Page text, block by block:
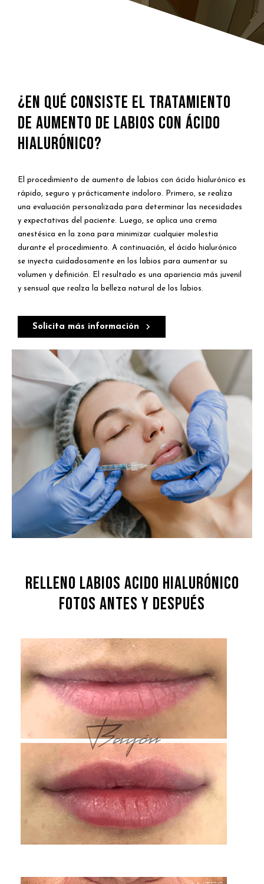
¿En qué consiste el tratamiento
de aumento de labios con ácido
hialurónico?
El procedimiento de aumento de labios con ácido hialurónico es
rápido, seguro y prácticamente indoloro. Primero, se realiza
una evaluación personalizada para determinar las necesidades
y expectativas del paciente. Luego, se aplica una crema
anestésica en la zona para minimizar cualquier molestia
durante el procedimiento. A continuación, el ácido hialurónico
se inyecta cuidadosamente en los labios para aumentar su
volumen y definición. El resultado es una apariencia más juvenil
y sensual que realza la belleza natural de los labios.
Solicita más información
RELLENO LABIOS ACIDO HIALURÓNICO
FOTOS ANTES Y DESPUÉS